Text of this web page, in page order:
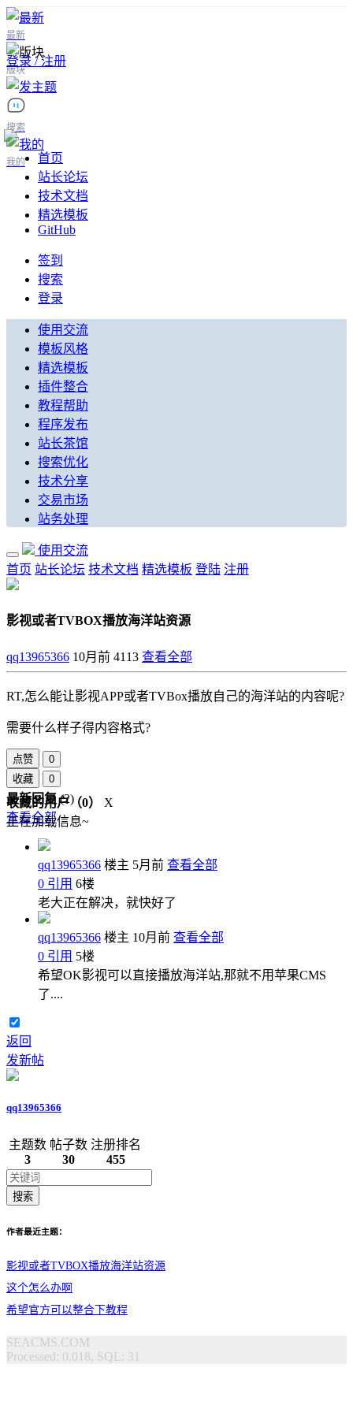
最新
版块
搜索
我的
登录 / 注册
首页
站长论坛
技术文档
精选模板
GitHub
签到
搜索
登录
使用交流
模板风格
精选模板
插件整合
教程帮助
程序发布
站长茶馆
搜索优化
技术分享
交易市场
站务处理
使用交流
首页 站长论坛 技术文档 精选模板 登陆 注册
影视或者TVBOX播放海洋站资源
qq13965366 10月前 4113 查看全部
RT,怎么能让影视APP或者TVBox播放自己的海洋站的内容呢?
需要什么样子得内容格式?
点赞
0
收藏
0
收藏的用户（0）
X
正在加载信息~
最新回复(2)
查看全部
qq13965366 楼主 5月前 查看全部
0 引用 6楼
老大正在解决，就快好了
qq13965366 楼主 10月前 查看全部
0 引用 5楼
希望OK影视可以直接播放海洋站,那就不用苹果CMS
了....
返回
发新帖
qq13965366
主题数
3
帖子数
30
注册排名
455
搜索
作者最近主题：
影视或者TVBOX播放海洋站资源
这个怎么办啊
希望官方可以整合下教程
SEACMS.COM
Processed: 0.018, SQL: 31